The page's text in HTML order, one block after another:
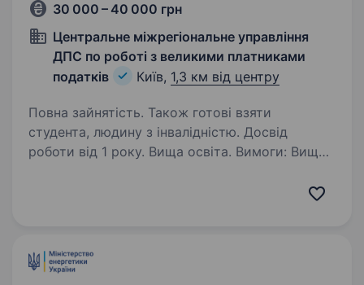
30 000 – 40 000 грн
Центральне міжрегіональне управління
ДПС по роботі з великими платниками
податків
Київ, 1,3 км від центру
Повна зайнятість. Також готові взяти
студента, людину з інвалідністю. Досвід
роботи від 1 року. Вища освіта. Вимоги: Вища
технологій, комп’ютерних наук або суміжних
володіння SQL (написання запитів…